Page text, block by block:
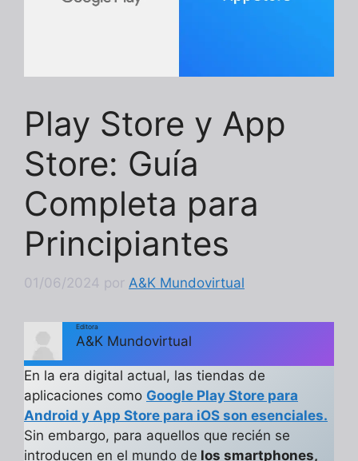
Play Store y App
Store: Guía
Completa para
Principiantes
01/06/2024 por A&K Mundovirtual
Editora
A&K Mundovirtual
En la era digital actual, las tiendas de
aplicaciones como Google Play Store para
Android y App Store para iOS son esenciales.
Sin embargo, para aquellos que recién se
introducen en el mundo de los smartphones,